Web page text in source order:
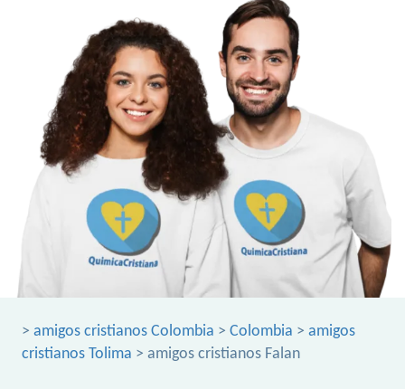
> amigos cristianos Colombia > Colombia > amigos
cristianos Tolima > amigos cristianos Falan